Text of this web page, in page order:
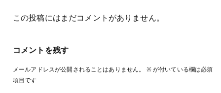
この投稿にはまだコメントがありません。
コメントを残す
メールアドレスが公開されることはありません。 ※が付いている欄は必須
項目です